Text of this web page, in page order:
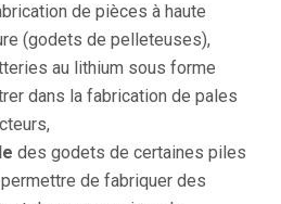
de pièces à haute
(godets de pelleteuses),
au lithium sous forme
dans la fabrication de pales
des godets de certaines piles
de fabriquer des